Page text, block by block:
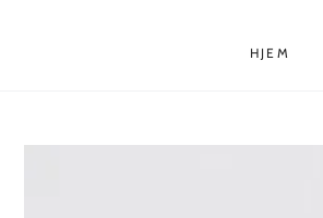
HJEM